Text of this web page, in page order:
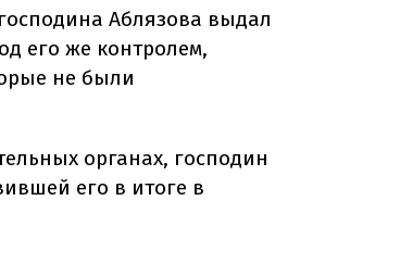
Аблязова выдал
его же контролем,
не были
органах, господин
его в итоге в